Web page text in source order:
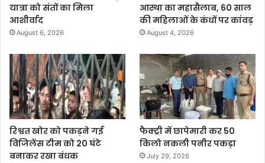
यात्रा को संतों का मिला
आशीर्वाद
August 6, 2026
आस्था का महासैलाब, 60 साल
की महिलाओं के कंधों पर कांवड़
August 4, 2026
रिश्वत खोर को पकड़ने गई
विजिलेंस टीम को 20 घंटे
बनाकर रखा बंधक
फैक्ट्री में छापेमारी कर 50
किलो नकली पनीर पकड़ा
July 29, 2026